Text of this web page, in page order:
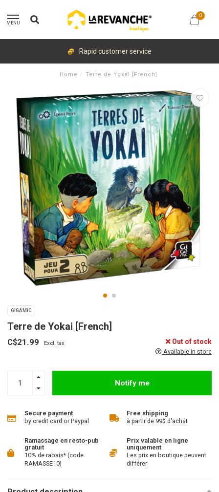
MENU
0
Rapid customer service
Home / Terre de Yokai [French]
GIGAMIC
Terre de Yokai [French]
C$21.99 Excl. tax Out of stock
Available in store
Notify me
Secure payment
by credit card or Paypal
Free shipping
à partir de 99$ d'achat
Ramassage en resto-pub
gratuit
10% de rabais* (code
RAMASSE10)
Prix valable en ligne
uniquement
Les prix en boutique peuvent
différer